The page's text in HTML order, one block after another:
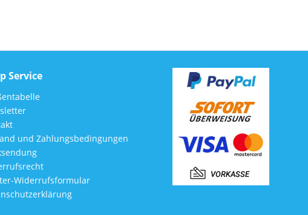
Service
und Zahlungsbedingungen
Widerrufsformular